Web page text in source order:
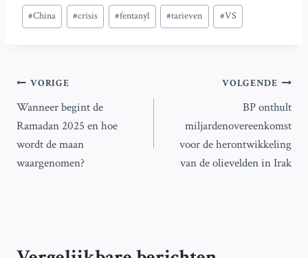
Bericht
tags:
#China #crisis #fentanyl #tarieven #VS
Bericht
navigatie
VORIGE
Wanneer begint de
Ramadan 2025 en hoe
wordt de maan
waargenomen?
VOLGENDE
BP onthult
miljardenovereenkomst
voor de herontwikkeling
van de olievelden in Irak